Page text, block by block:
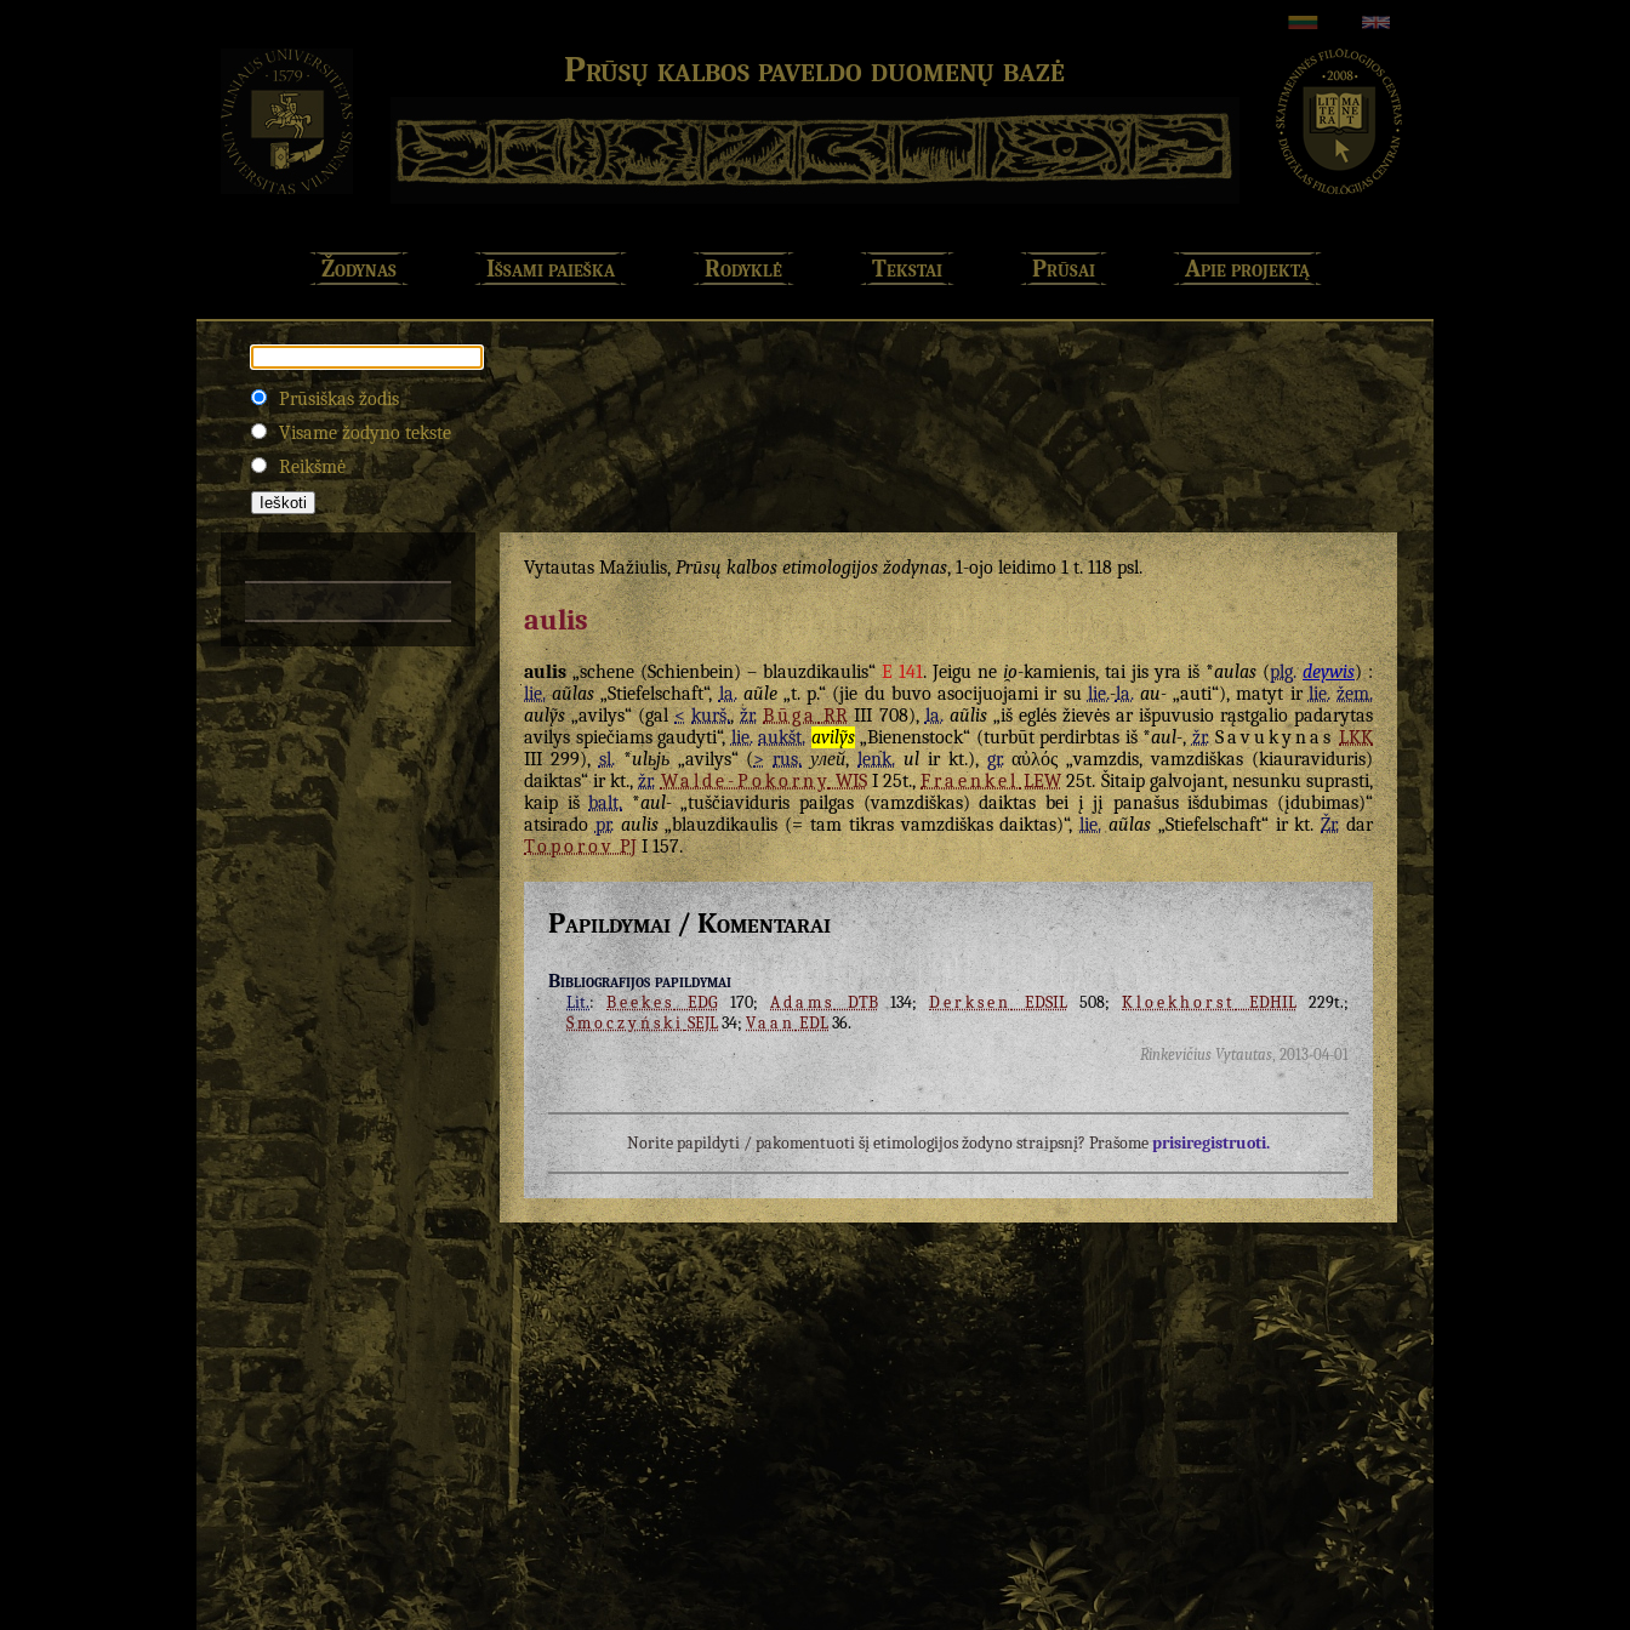
Prūsų kalbos paveldo duomenų bazė
Žodynas Išsami paieška Rodyklė Tekstai Prūsai Apie projektą
Prūsiškas žodis
Visame žodyno tekste
Reikšmė
Vytautas Mažiulis,Prūsų kalbos etimologijos žodynas, 1-ojo leidimo 1 t. 118 psl.
aulis
aulis„schene (Schienbein) – blauzdikaulis“E 141. Jeigu nei̯o-kamienis, tai jis yra iš *aulas(plg. deywis) :
lie. aũlas„Stiefelschaft“,la. aũle„t. p.“ (jie du buvo asocijuojami ir su lie.-la. au-„auti“), matyt irlie. žem.
aulỹs„avilys“ (gal< kurš.,žr. BūgaRRIII 708),la. aũlis„iš eglės žievės ar išpuvusio rąstgalio padarytas
avilys spiečiams gaudyti“,lie. aukšt. avilỹs„Bienenstock“ (turbūt perdirbtas iš *aul-,žr. Savukynas LKK
III 299),sl.*ulьjь„avilys“ (> rus. улей,lenk. ulir kt.),gr. αὐλός„vamzdis, vamzdiškas (kiauraviduris)
daiktas“ ir kt.,žr. Walde-PokornyWISI 25t.,Fraenkel LEW25t. Šitaip galvojant, nesunku suprasti,
kaip išbalt.*aul-„tuščiaviduris pailgas (vamzdiškas) daiktas bei į jį panašus išdubimas (įdubimas)“
atsiradopr. aulis„blauzdikaulis (= tam tikras vamzdiškas daiktas)“,lie. aũlas„Stiefelschaft“ ir kt.Žr.dar
ToporovPJI 157.
Papildymai / Komentarai
Bibliografijos papildymai
Lit.:BeekesEDG170;Adams DTB134;Derksen EDSIL508;Kloekhorst EDHIL229t.;
SmoczyńskiSEJL34;Vaan EDL36.
Rinkevičius Vytautas, 2013-04-01
Norite papildyti / pakomentuoti šį etimologijos žodyno straipsnį? Prašomeprisiregistruoti.